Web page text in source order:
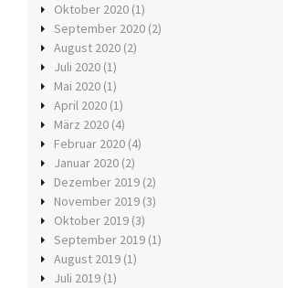
Oktober 2020 (1)
September 2020 (2)
August 2020 (2)
Juli 2020 (1)
Mai 2020 (1)
April 2020 (1)
März 2020 (4)
Februar 2020 (4)
Januar 2020 (2)
Dezember 2019 (2)
November 2019 (3)
Oktober 2019 (3)
September 2019 (1)
August 2019 (1)
Juli 2019 (1)